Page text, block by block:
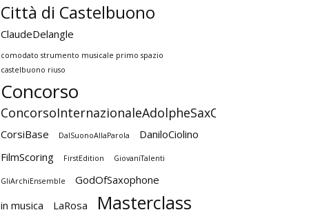
Città di Castelbuono
ClaudeDelangle
comodato strumento musicale primo spazio
castelbuono riuso
Concorso
ConcorsoInternazionaleAdolpheSaxCastelbuono
CorsiBase DalSuonoAllaParola
DaniloCiolino
FilmScoring
FirstEdition GiovaniTalenti
GliArchiEnsemble
GodOfSaxophone
in musica
LaRosa Masterclass